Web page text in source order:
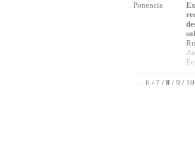
Ponencia
... 6 / 7 / 8 / 9 / 10